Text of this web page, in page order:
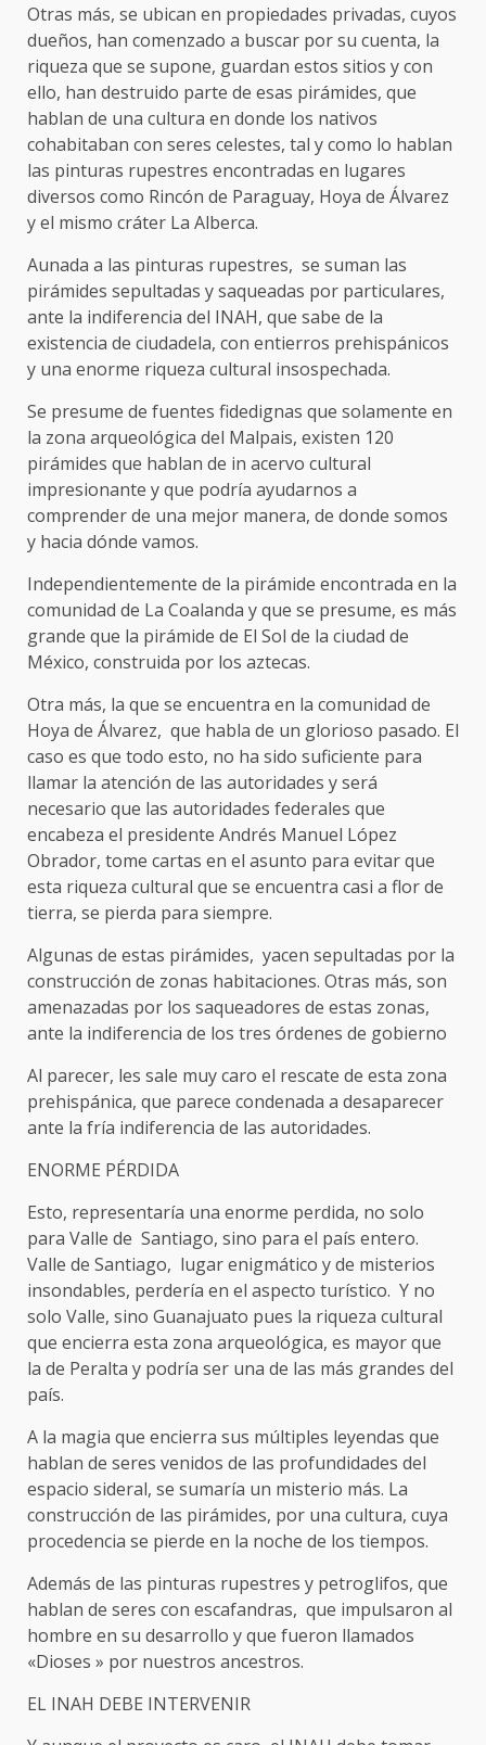
Otras más, se ubican en propiedades privadas, cuyos
dueños, han comenzado a buscar por su cuenta, la
riqueza que se supone, guardan estos sitios y con
ello, han destruido parte de esas pirámides, que
hablan de una cultura en donde los nativos
cohabitaban con seres celestes, tal y como lo hablan
las pinturas rupestres encontradas en lugares
diversos como Rincón de Paraguay, Hoya de Álvarez
y el mismo cráter La Alberca.
Aunada a las pinturas rupestres, se suman las
pirámides sepultadas y saqueadas por particulares,
ante la indiferencia del INAH, que sabe de la
existencia de ciudadela, con entierros prehispánicos
y una enorme riqueza cultural insospechada.
Se presume de fuentes fidedignas que solamente en
la zona arqueológica del Malpais, existen 120
pirámides que hablan de in acervo cultural
impresionante y que podría ayudarnos a
comprender de una mejor manera, de donde somos
y hacia dónde vamos.
Independientemente de la pirámide encontrada en la
comunidad de La Coalanda y que se presume, es más
grande que la pirámide de El Sol de la ciudad de
México, construida por los aztecas.
Otra más, la que se encuentra en la comunidad de
Hoya de Álvarez, que habla de un glorioso pasado. El
caso es que todo esto, no ha sido suficiente para
llamar la atención de las autoridades y será
necesario que las autoridades federales que
encabeza el presidente Andrés Manuel López
Obrador, tome cartas en el asunto para evitar que
esta riqueza cultural que se encuentra casi a flor de
tierra, se pierda para siempre.
Algunas de estas pirámides, yacen sepultadas por la
construcción de zonas habitaciones. Otras más, son
amenazadas por los saqueadores de estas zonas,
ante la indiferencia de los tres órdenes de gobierno
Al parecer, les sale muy caro el rescate de esta zona
prehispánica, que parece condenada a desaparecer
ante la fría indiferencia de las autoridades.
ENORME PÉRDIDA
Esto, representaría una enorme perdida, no solo
para Valle de Santiago, sino para el país entero.
Valle de Santiago, lugar enigmático y de misterios
insondables, perdería en el aspecto turístico. Y no
solo Valle, sino Guanajuato pues la riqueza cultural
que encierra esta zona arqueológica, es mayor que
la de Peralta y podría ser una de las más grandes del
país.
A la magia que encierra sus múltiples leyendas que
hablan de seres venidos de las profundidades del
espacio sideral, se sumaría un misterio más. La
construcción de las pirámides, por una cultura, cuya
procedencia se pierde en la noche de los tiempos.
Además de las pinturas rupestres y petroglifos, que
hablan de seres con escafandras, que impulsaron al
hombre en su desarrollo y que fueron llamados
«Dioses » por nuestros ancestros.
EL INAH DEBE INTERVENIR